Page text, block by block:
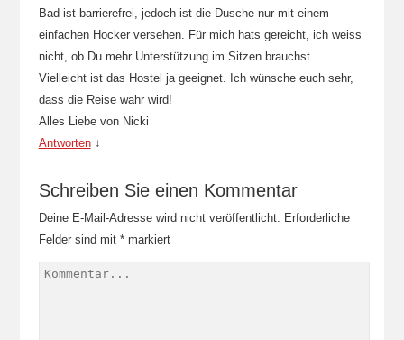
Bad ist barrierefrei, jedoch ist die Dusche nur mit einem
einfachen Hocker versehen. Für mich hats gereicht, ich weiss
nicht, ob Du mehr Unterstützung im Sitzen brauchst.
Vielleicht ist das Hostel ja geeignet. Ich wünsche euch sehr,
dass die Reise wahr wird!
Alles Liebe von Nicki
Antworten ↓
Schreiben Sie einen Kommentar
Deine E-Mail-Adresse wird nicht veröffentlicht. Erforderliche
Felder sind mit *markiert